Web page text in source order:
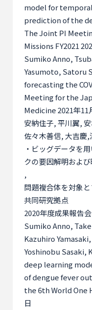
model for
prediction of the
The Joint PI
Missions FY2021
Sumiko Anno,
Yasumoto, Satoru
forecasting the
Meeting for the
Medicine 2021年11
安納住子,平川翼,
佐々木善信, 大吉慶,
・ビッグデータを
クの要因解明およ
,
問題複合体を対象
共同研究拠点
2020年度成果報告会
Sumiko Anno,
Kazuhiro
Yoshinobu Sasaki,
deep learning
of dengue fever
the 6th World One
日